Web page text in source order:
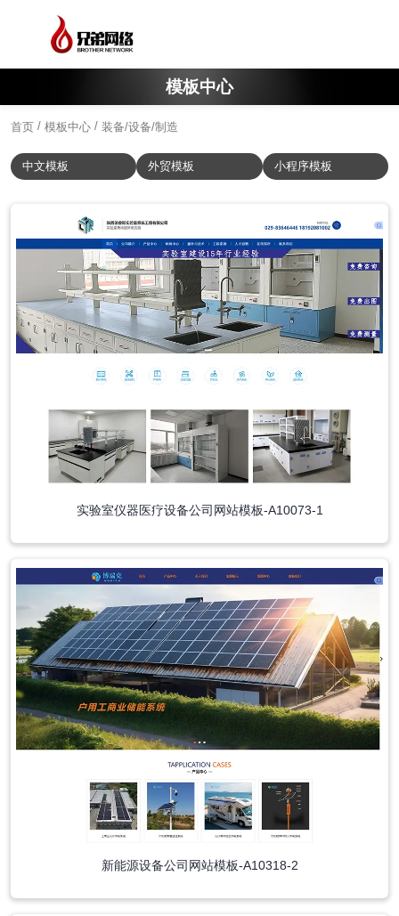
模板中心
首页 / 模板中心 / 装备/设备/制造
中文模板 外贸模板 小程序模板
实验室仪器医疗设备公司网站模板-A10073-1
新能源设备公司网站模板-A10318-2